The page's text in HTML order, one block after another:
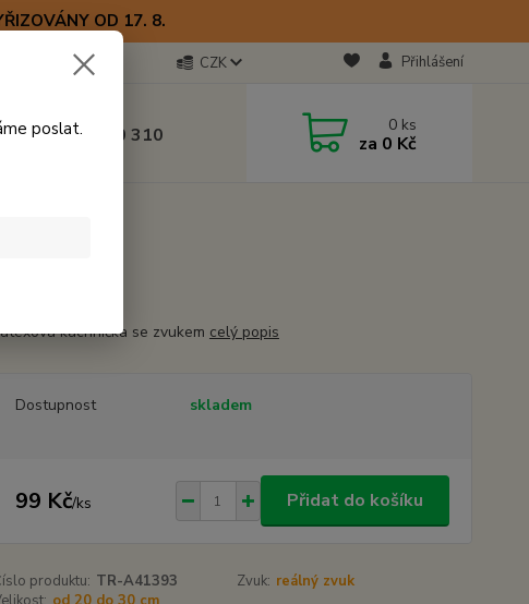
OD 17. 8.
CZK Přihlášení
723 770 310 0 ks
za 0 Kč
kachnička se zvukem celý popis
Dostupnost skladem
99 Kč/ks Přidat do košíku
produktu: TR-A41393 Zvuk: reálný zvuk
poslat.